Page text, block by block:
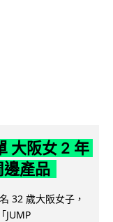
大阪女 2 年
邊產品
32 歲大阪女子，
JUMP